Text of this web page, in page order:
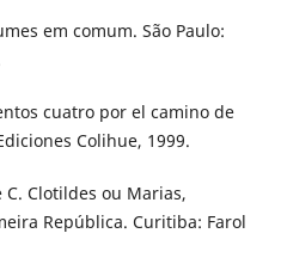
em comum. São Paulo:
cuatro por el camino de
Colihue, 1999.
C. Clotildes ou Marias,
República. Curitiba: Farol